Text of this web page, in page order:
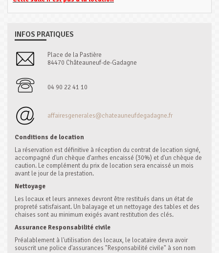
INFOS PRATIQUES
Place de la Pastière
84470 Châteauneuf-de-Gadagne
04 90 22 41 10
affairesgenerales@chateauneufdegadagne.fr
Conditions de location
La réservation est définitive à réception du contrat de location signé,
accompagné d'un chèque d'arrhes encaissé (30%) et d'un chèque de
caution. Le complément du prix de location sera encaissé un mois
avant le jour de la prestation.
Nettoyage
Les locaux et leurs annexes devront être restitués dans un état de
propreté satisfaisant. Un balayage et un nettoyage des tables et des
chaises sont au minimum exigés avant restitution des clés.
Assurance Responsabilité civile
Préalablement à l'utilisation des locaux, le locataire devra avoir
souscrit une police d'assurances "Responsabilité civile" à son nom